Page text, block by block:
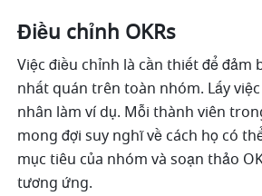
Điều chỉnh OKRs
Việc điều chỉnh là cần thiết để đảm
nhất quán trên toàn nhóm. Lấy
nhân làm ví dụ. Mỗi thành viên
mong đợi suy nghĩ về cách họ có
mục tiêu của nhóm và soạn thảo
tương ứng.